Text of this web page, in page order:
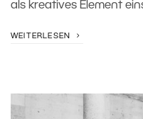
als kreatives Element
WEITERLESEN